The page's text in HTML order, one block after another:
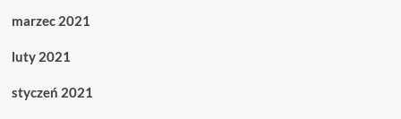
marzec 2021
luty 2021
styczeń 2021